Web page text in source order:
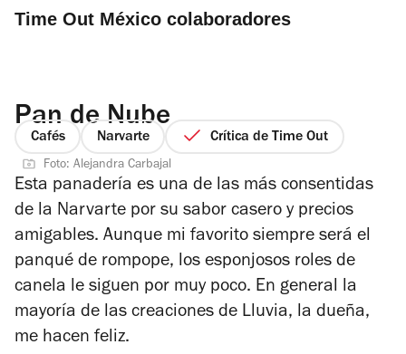
Time Out México colaboradores
Pan de Nube
Cafés Narvarte Crítica de Time Out
Foto: Alejandra Carbajal
Esta panadería es una de las más consentidas
de la Narvarte por su sabor casero y precios
amigables. Aunque mi favorito siempre será el
panqué de rompope, los esponjosos roles de
canela le siguen por muy poco. En general la
mayoría de las creaciones de Lluvia, la dueña,
me hacen feliz.